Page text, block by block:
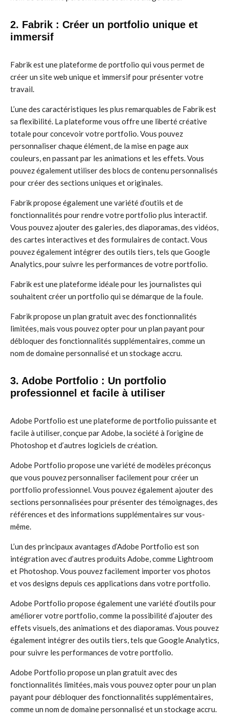
2. Fabrik : Créer un portfolio unique et
immersif
Fabrik est une plateforme de portfolio qui vous permet de
créer un site web unique et immersif pour présenter votre
travail.
L’une des caractéristiques les plus remarquables de Fabrik est
sa flexibilité. La plateforme vous offre une liberté créative
totale pour concevoir votre portfolio. Vous pouvez
personnaliser chaque élément, de la mise en page aux
couleurs, en passant par les animations et les effets. Vous
pouvez également utiliser des blocs de contenu personnalisés
pour créer des sections uniques et originales.
Fabrik propose également une variété d’outils et de
fonctionnalités pour rendre votre portfolio plus interactif.
Vous pouvez ajouter des galeries, des diaporamas, des vidéos,
des cartes interactives et des formulaires de contact. Vous
pouvez également intégrer des outils tiers, tels que Google
Analytics, pour suivre les performances de votre portfolio.
Fabrik est une plateforme idéale pour les journalistes qui
souhaitent créer un portfolio qui se démarque de la foule.
Fabrik propose un plan gratuit avec des fonctionnalités
limitées, mais vous pouvez opter pour un plan payant pour
débloquer des fonctionnalités supplémentaires, comme un
nom de domaine personnalisé et un stockage accru.
3. Adobe Portfolio : Un portfolio
professionnel et facile à utiliser
Adobe Portfolio est une plateforme de portfolio puissante et
facile à utiliser, conçue par Adobe, la société à l’origine de
Photoshop et d’autres logiciels de création.
Adobe Portfolio propose une variété de modèles préconçus
que vous pouvez personnaliser facilement pour créer un
portfolio professionnel. Vous pouvez également ajouter des
sections personnalisées pour présenter des témoignages, des
références et des informations supplémentaires sur vous-
même.
L’un des principaux avantages d’Adobe Portfolio est son
intégration avec d’autres produits Adobe, comme Lightroom
et Photoshop. Vous pouvez facilement importer vos photos
et vos designs depuis ces applications dans votre portfolio.
Adobe Portfolio propose également une variété d’outils pour
améliorer votre portfolio, comme la possibilité d’ajouter des
effets visuels, des animations et des diaporamas. Vous pouvez
également intégrer des outils tiers, tels que Google Analytics,
pour suivre les performances de votre portfolio.
Adobe Portfolio propose un plan gratuit avec des
fonctionnalités limitées, mais vous pouvez opter pour un plan
payant pour débloquer des fonctionnalités supplémentaires,
comme un nom de domaine personnalisé et un stockage accru.